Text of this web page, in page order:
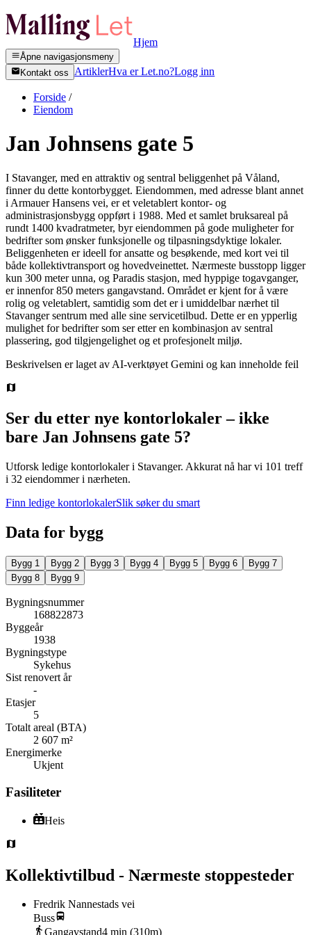
Hjem
Åpne navigasjonsmeny
Kontakt oss
ArtiklerHva er Let.no?Logg inn
Forside /
Eiendom
Jan Johnsens gate 5
I Stavanger, med en attraktiv og sentral beliggenhet på Våland,
finner du dette kontorbygget. Eiendommen, med adresse blant annet
i Armauer Hansens vei, er et veletablert kontor- og
administrasjonsbygg oppført i 1988. Med et samlet bruksareal på
rundt 1400 kvadratmeter, byr eiendommen på gode muligheter for
bedrifter som ønsker funksjonelle og tilpasningsdyktige lokaler.
Beliggenheten er ideell for ansatte og besøkende, med kort vei til
både kollektivtransport og hovedveinettet. Nærmeste busstopp ligger
kun 300 meter unna, og Paradis stasjon, med hyppige togavganger,
er innenfor 850 meters gangavstand. Området er kjent for å være
rolig og veletablert, samtidig som det er i umiddelbar nærhet til
Stavanger sentrum med alle sine servicetilbud. Dette er en ypperlig
mulighet for bedrifter som ser etter en kombinasjon av sentral
plassering, god tilgjengelighet og et profesjonelt miljø.
Beskrivelsen er laget av AI-verktøyet Gemini og kan inneholde feil
Ser du etter nye kontorlokaler – ikke
bare Jan Johnsens gate 5?
Utforsk ledige kontorlokaler i Stavanger. Akkurat nå har vi 101 treff
i 32 eiendommer i nærheten.
Finn ledige kontorlokalerSlik søker du smart
Data for bygg
Bygg 1 Bygg 2 Bygg 3 Bygg 4 Bygg 5 Bygg 6 Bygg 7
Bygg 8 Bygg 9
Bygningsnummer
168822873
Byggeår
1938
Bygningstype
Sykehus
Sist renovert år
-
Etasjer
5
Totalt areal (BTA)
2 607 m²
Energimerke
Ukjent
Fasiliteter
Heis
Kollektivtilbud - Nærmeste stoppesteder
Fredrik Nannestads vei
Buss
Gangavstand4 min (310m)